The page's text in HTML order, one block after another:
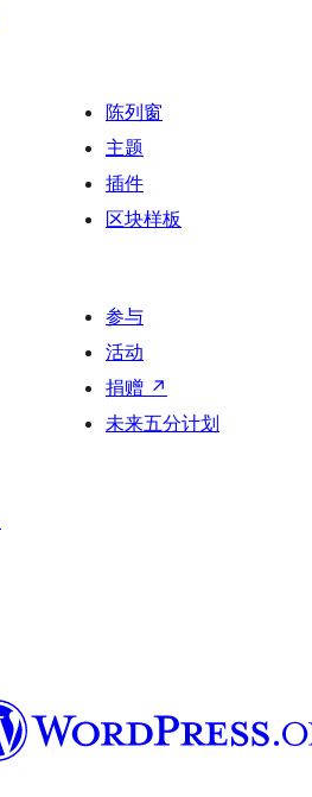
陈列窗
主题
插件
区块样板
参与
活动
捐赠 ↗
未来五分计划